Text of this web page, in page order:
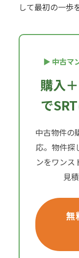
して最初の一歩
▶ 中古マ
購入
で
中古物件の
応。物件探
ンをワンス
見
無